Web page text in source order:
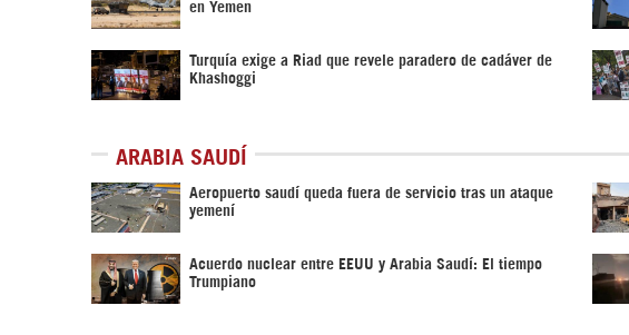
en Yemen
Turquía exige a Riad que revele paradero de cadáver de
Khashoggi
ARABIA SAUDÍ
Aeropuerto saudí queda fuera de servicio tras un ataque
yemení
Acuerdo nuclear entre EEUU y Arabia Saudí: El tiempo
Trumpiano